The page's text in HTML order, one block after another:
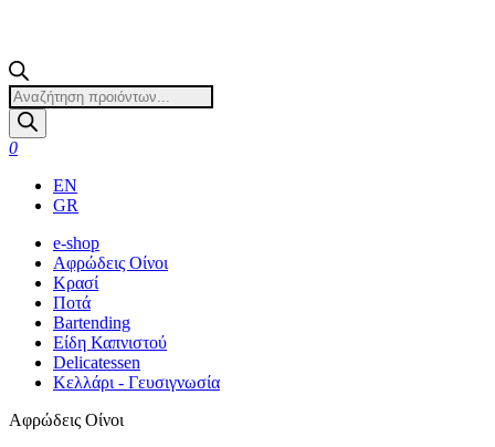
Products
search
0
EN
GR
e-shop
Αφρώδεις Οίνοι
Κρασί
Ποτά
Bartending
Είδη Καπνιστού
Delicatessen
Κελλάρι - Γευσιγνωσία
Αφρώδεις Οίνοι